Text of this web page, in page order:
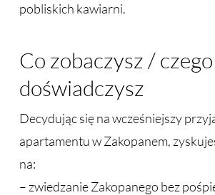
pobliskich kawiarni.
Co zobaczysz / czego
doświadczysz
Decydując się na wcześniejszy
apartamentu w Zakopanem,
na:
– zwiedzanie Zakopanego bez